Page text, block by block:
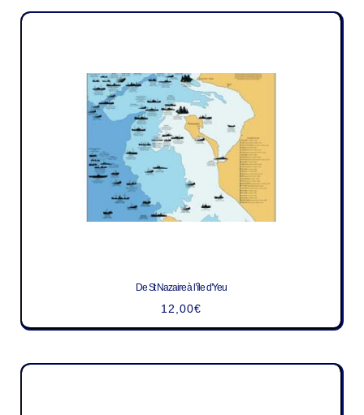
De St Nazaire à l’île d’Yeu
12,00€